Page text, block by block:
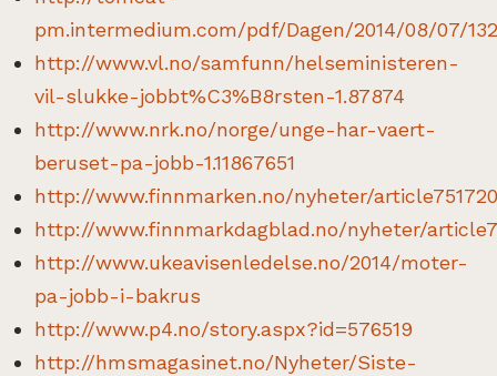
pm.intermedium.com/pdf/Dagen/2014/08/07/
http://www.vl.no/samfunn/helseministeren-
vil-slukke-jobbt%C3%B8rsten-1.87874
http://www.nrk.no/norge/unge-har-vaert-
beruset-pa-jobb-1.11867651
http://www.finnmarken.no/nyheter/
http://www.finnmarkdagblad.no/nyheter/
http://www.ukeavisenledelse.no/2014/moter-
pa-jobb-i-bakrus
http://www.p4.no/story.aspx?id=576519
http://hmsmagasinet.no/Nyheter/Siste-